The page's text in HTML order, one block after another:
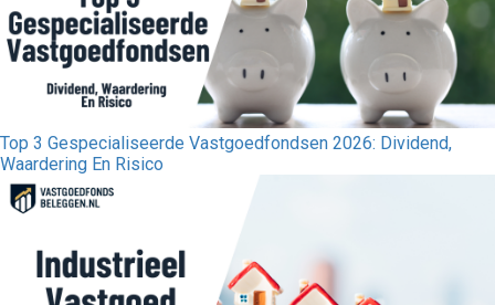
Top 3 Gespecialiseerde Vastgoedfondsen 2026: Dividend,
Waardering En Risico